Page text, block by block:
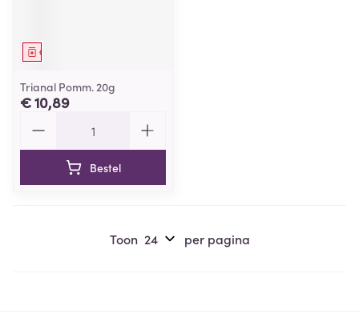
Geneesmiddel
Trianal Pomm. 20g
€ 10,89
Bestel
Toon per pagina